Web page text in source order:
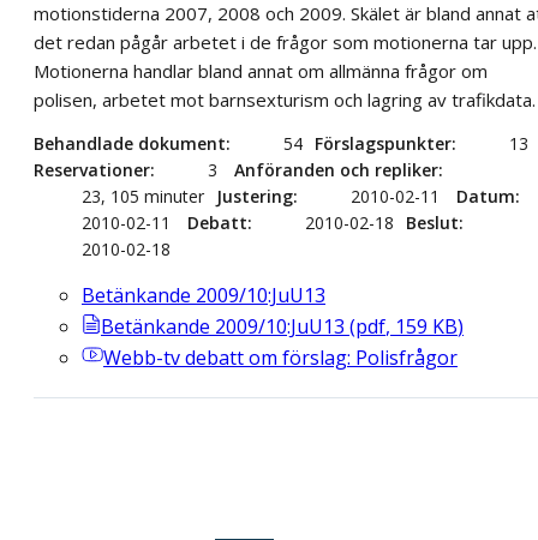
motionstiderna 2007, 2008 och 2009. Skälet är bland annat
det redan pågår arbetet i de frågor som motionerna tar upp.
Motionerna handlar bland annat om allmänna frågor om
polisen, arbetet mot barnsexturism och lagring av trafikdata.
Behandlade dokument 54 Förslagspunkter
13
Reservationer
3
Anföranden och repliker
23, 105 minuter
Justering 2010-02-11
Datum
2010-02-11
Debatt 2010-02-18
Beslut
2010-02-18
Betänkande 2009/10:JuU13
Betänkande 2009/10:JuU13 (pdf, 159 KB)
Webb-tvdebatt om förslag: Polisfrågor